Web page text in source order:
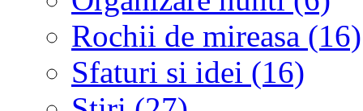
Rochii de mireasa (16)
Sfaturi si idei (16)